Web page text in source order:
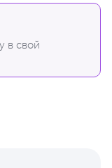
в свой